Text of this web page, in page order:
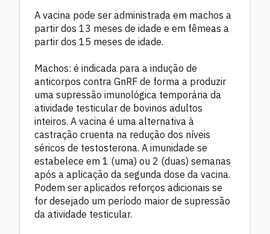
A vacina pode ser administrada em machos a
partir dos 13 meses de idade e em fêmeas a
partir dos 15 meses de idade.
Machos: é indicada para a indução de
anticorpos contra GnRF de forma a produzir
uma supressão imunológica temporária da
atividade testicular de bovinos adultos
inteiros. A vacina é uma alternativa à
castração cruenta na redução dos níveis
séricos de testosterona. A imunidade se
estabelece em 1 (uma) ou 2 (duas) semanas
após a aplicação da segunda dose da vacina.
Podem ser aplicados reforços adicionais se
for desejado um período maior de supressão
da atividade testicular.